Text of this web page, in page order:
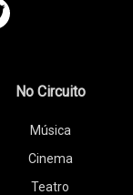
No Circuito
Música
Cinema
Teatro